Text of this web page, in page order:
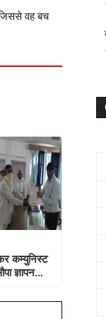
वह बच
कम्युनिस्ट
ज्ञापन…